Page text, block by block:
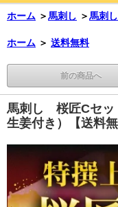
ホーム ＞馬刺し ＞馬刺
ホーム ＞ 送料無料
前の商品へ
馬刺し 桜匠Cセ
生姜付き）【送料無